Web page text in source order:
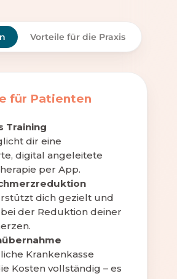
Vorteile für die Praxis
für Patienten
Training
dir eine
digital angeleitete
per App.
dich gezielt und
bei der Reduktion deiner
Krankenkasse
Kosten vollständig – es